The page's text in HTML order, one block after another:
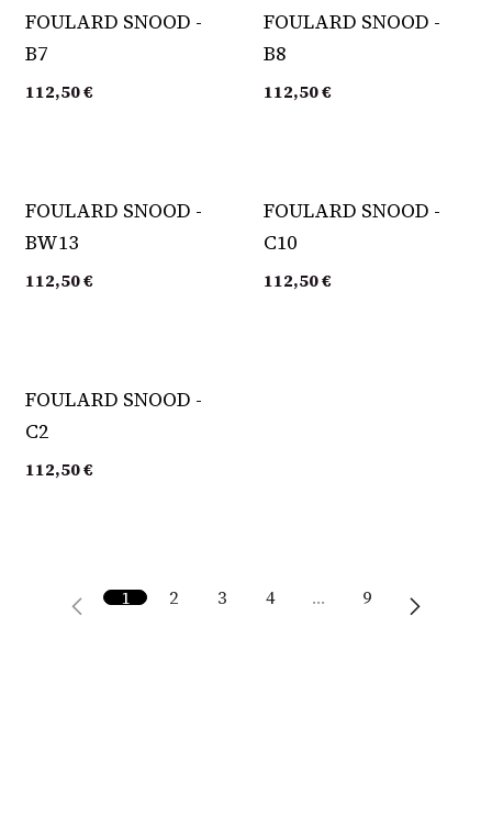
FOULARD SNOOD -
B7
112,50€
FOULARD SNOOD -
B8
112,50€
FOULARD SNOOD -
BW13
112,50€
FOULARD SNOOD -
C10
112,50€
FOULARD SNOOD -
C2
112,50€
1 2 3 4 … 9